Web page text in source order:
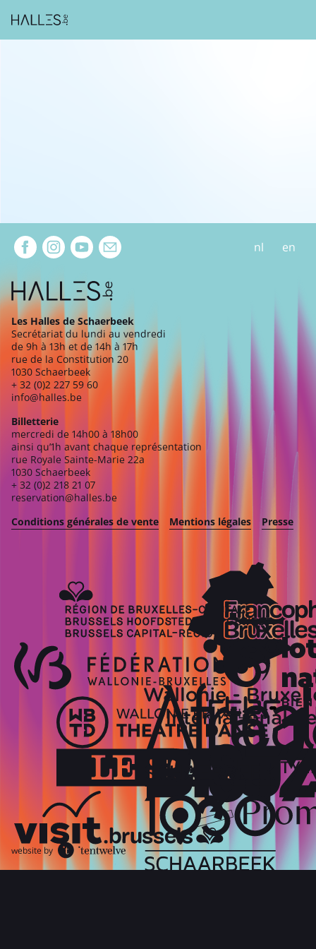
Extra navigation nl en
Les Halles de Schaerbeek
Secrétariat du lundi au vendredi
de 9h à 13h et de 14h à 17h
rue de la Constitution 20
1030 Schaerbeek
+ 32 (0)2 227 59 60
info@halles.be
Billetterie
mercredi de 14h00 à 18h00
ainsi qu’1h avant chaque représentation
rue Royale Sainte-Marie 22a
1030 Schaerbeek
+ 32 (0)2 218 21 07
reservation@halles.be
Conditions générales de vente
Mentions légales Presse
website by